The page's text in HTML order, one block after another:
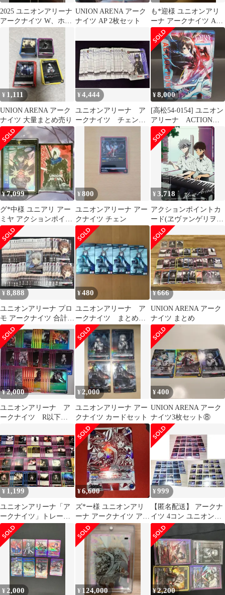
2025 ユニオンアリーナ
アークナイツ W、ホシ
UNION ARENA アーク
ナイツ AP 2枚セット
も*迎様 ユニオンアリ
ーナ アークナイツ AP 4
枚セット
¥ 1,111
UNION ARENA アーク
ナイツ 大量まとめ売り
¥4,444
ユニオンアリーナ ア
ークナイツ チェン
ト ユニアリ
¥8,000
[高松54-0154] ユニオン
アリーナ ACTION
POINT アーミヤ
EX11BT/ARK-2-AP01
【EX11BT】アークナイ
ツ Vol.2 [中古/ゆうパ
ケット]
¥7,099
グ*中様 ユニアリ アー
ミヤ アクションポイン
ト カード AP パラレル
¥800
ユニオンアリーナ アー
クナイツ チェン
¥3,718
アクションポイントカ
ード(ヱヴァンゲリヲン
新劇場版)(){}〈EVA-1-
AP01〉[ヱヴァンゲリ
ヲン新劇場版]ユニオン
アリーナ
¥8,888
ユニオンアリーナ プロ
モ アークナイツ 合計
122枚セット プロモ ユ
ニアリ
¥480
ユニオンアリーナ ア
ークナイツ まとめ売
り スターター
¥666
UNION ARENA アーク
ナイツ まとめ
¥2,000
ユニオンアリーナ ア
ークナイツ R以下
¥2,000
ユニオンアリーナ アー
クナイツ カードセット
¥400
UNION ARENA アーク
ナイツ3枚セット⑧
¥ 1,199
ユニオンアリーナ「ア
ークナイツ」トレーデ
ィングカード まとめて
¥6,600
ズ*ー様 ユニオンアリ
ーナ アークナイツ アー
ミヤ WINNER 開封済み
¥999
【匿名配送】 アークナ
イツ 4コン ユニオンア
リーナ
¥ 2,000 ¥ 124,000 ¥2,200